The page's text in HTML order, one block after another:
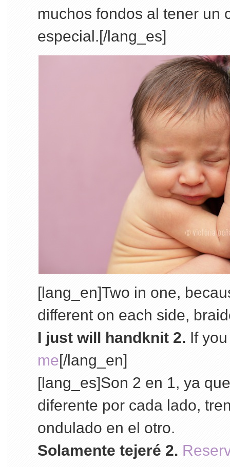
muchos fondos al tener un
especial.[/lang_es]
[lang_en]Two in one,
different on each side,
I just will handknit 2. If
me[/lang_en]
[lang_es]Son 2 en 1, ya
diferente por cada lado,
ondulado en el otro.
Solamente tejeré 2.